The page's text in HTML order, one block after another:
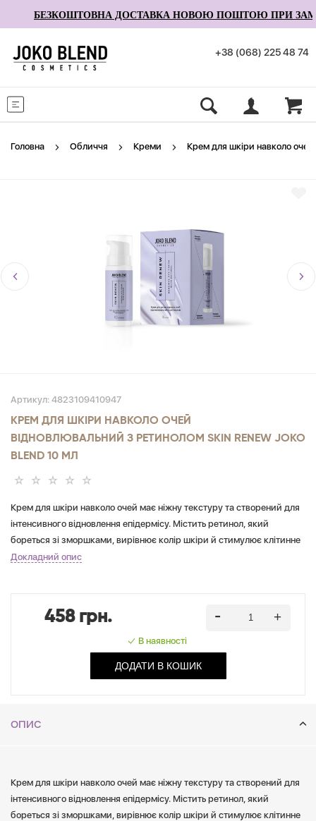
БЕЗКОШТОВНА ДОСТАВКА НОВОЮ ПОШТОЮ ПРИ
+38 (068) 225 48 74
Головна Обличчя Креми Крем для шкіри навколо
Артикул: 4823109410947
КРЕМ ДЛЯ ШКІРИ НАВКОЛО ОЧЕЙ
ВІДНОВЛЮВАЛЬНИЙ З РЕТИНОЛОМ SKIN RENEW JOKO
BLEND 10 МЛ
Крем для шкіри навколо очей має ніжну текстуру та створений для
інтенсивного відновлення епідермісу. Містить ретинол, який
бореться зі зморшками, вирівнює колір шкіри й стимулює клітинне
оновлення. Ніацинамід зміцнює захисний бар'єр шкіри, має
Докладний опис
458 грн.
В наявності
ДОДАТИ В КОШИК
ОПИС
Крем для шкіри навколо очей має ніжну текстуру та створений для
інтенсивного відновлення епідермісу. Містить ретинол, який
бореться зі зморшками, вирівнює колір шкіри й стимулює клітинне